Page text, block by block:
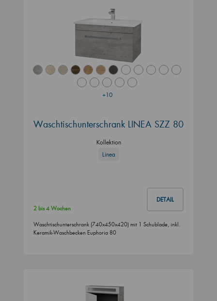
+10
Waschtischunterschrank LINEA SZZ 80
Kollektion
Linea
DETAIL
2 bis 4 Wochen
Waschtischunterschrank (740x450x420) mit 1 Schublade, inkl.
Keramik-Waschbecken Euphoria 80